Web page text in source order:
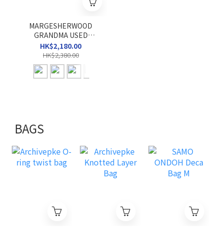
MARGESHERWOOD
GRANDMA USED
SHOULDER BAG
HK$2,180.00
HK$2,380.00
BAGS